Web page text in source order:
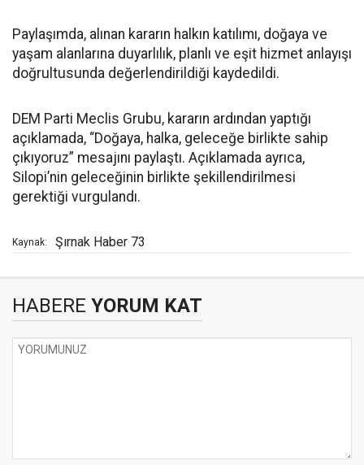
Paylaşımda, alınan kararın halkın katılımı, doğaya ve
yaşam alanlarına duyarlılık, planlı ve eşit hizmet anlayışı
doğrultusunda değerlendirildiği kaydedildi.
DEM Parti Meclis Grubu, kararın ardından yaptığı
açıklamada, “Doğaya, halka, geleceğe birlikte sahip
çıkıyoruz” mesajını paylaştı. Açıklamada ayrıca,
Silopi’nin geleceğinin birlikte şekillendirilmesi
gerektiği vurgulandı.
Kaynak: Şırnak Haber 73
HABERE YORUM KAT